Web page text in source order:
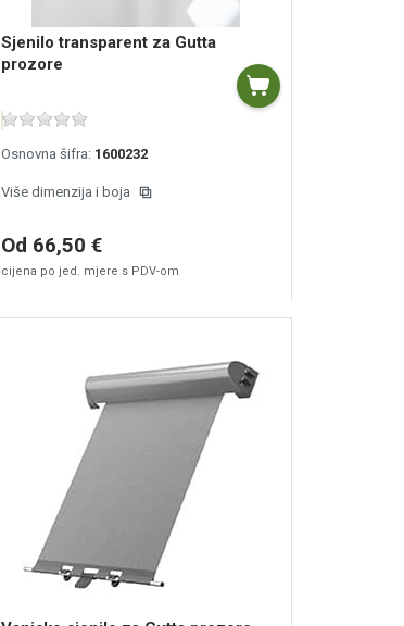
Sjenilo transparent za Gutta
prozore
Osnovna šifra: 1600232
Više dimenzija i boja
Od 66,50 €
cijena po jed. mjere s PDV-om